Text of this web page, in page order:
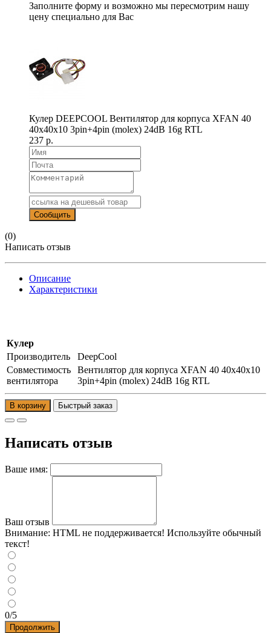
Заполните форму и возможно мы пересмотрим нашу
цену специально для Вас
Кулер DEEPCOOL Вентилятор для корпуса XFAN 40
40x40x10 3pin+4pin (molex) 24dB 16g RTL
237 р.
(0)
Написать отзыв
Описание
Характеристики
Кулер
Производитель
DeepCool
Совместимость
вентилятора
Вентилятор для корпуса XFAN 40 40x40x10
3pin+4pin (molex) 24dB 16g RTL
В корзину
Написать отзыв
Ваше имя:
Ваш отзыв
Внимание: HTML не поддерживается! Используйте обычный
текст!
0/5
Продолжить